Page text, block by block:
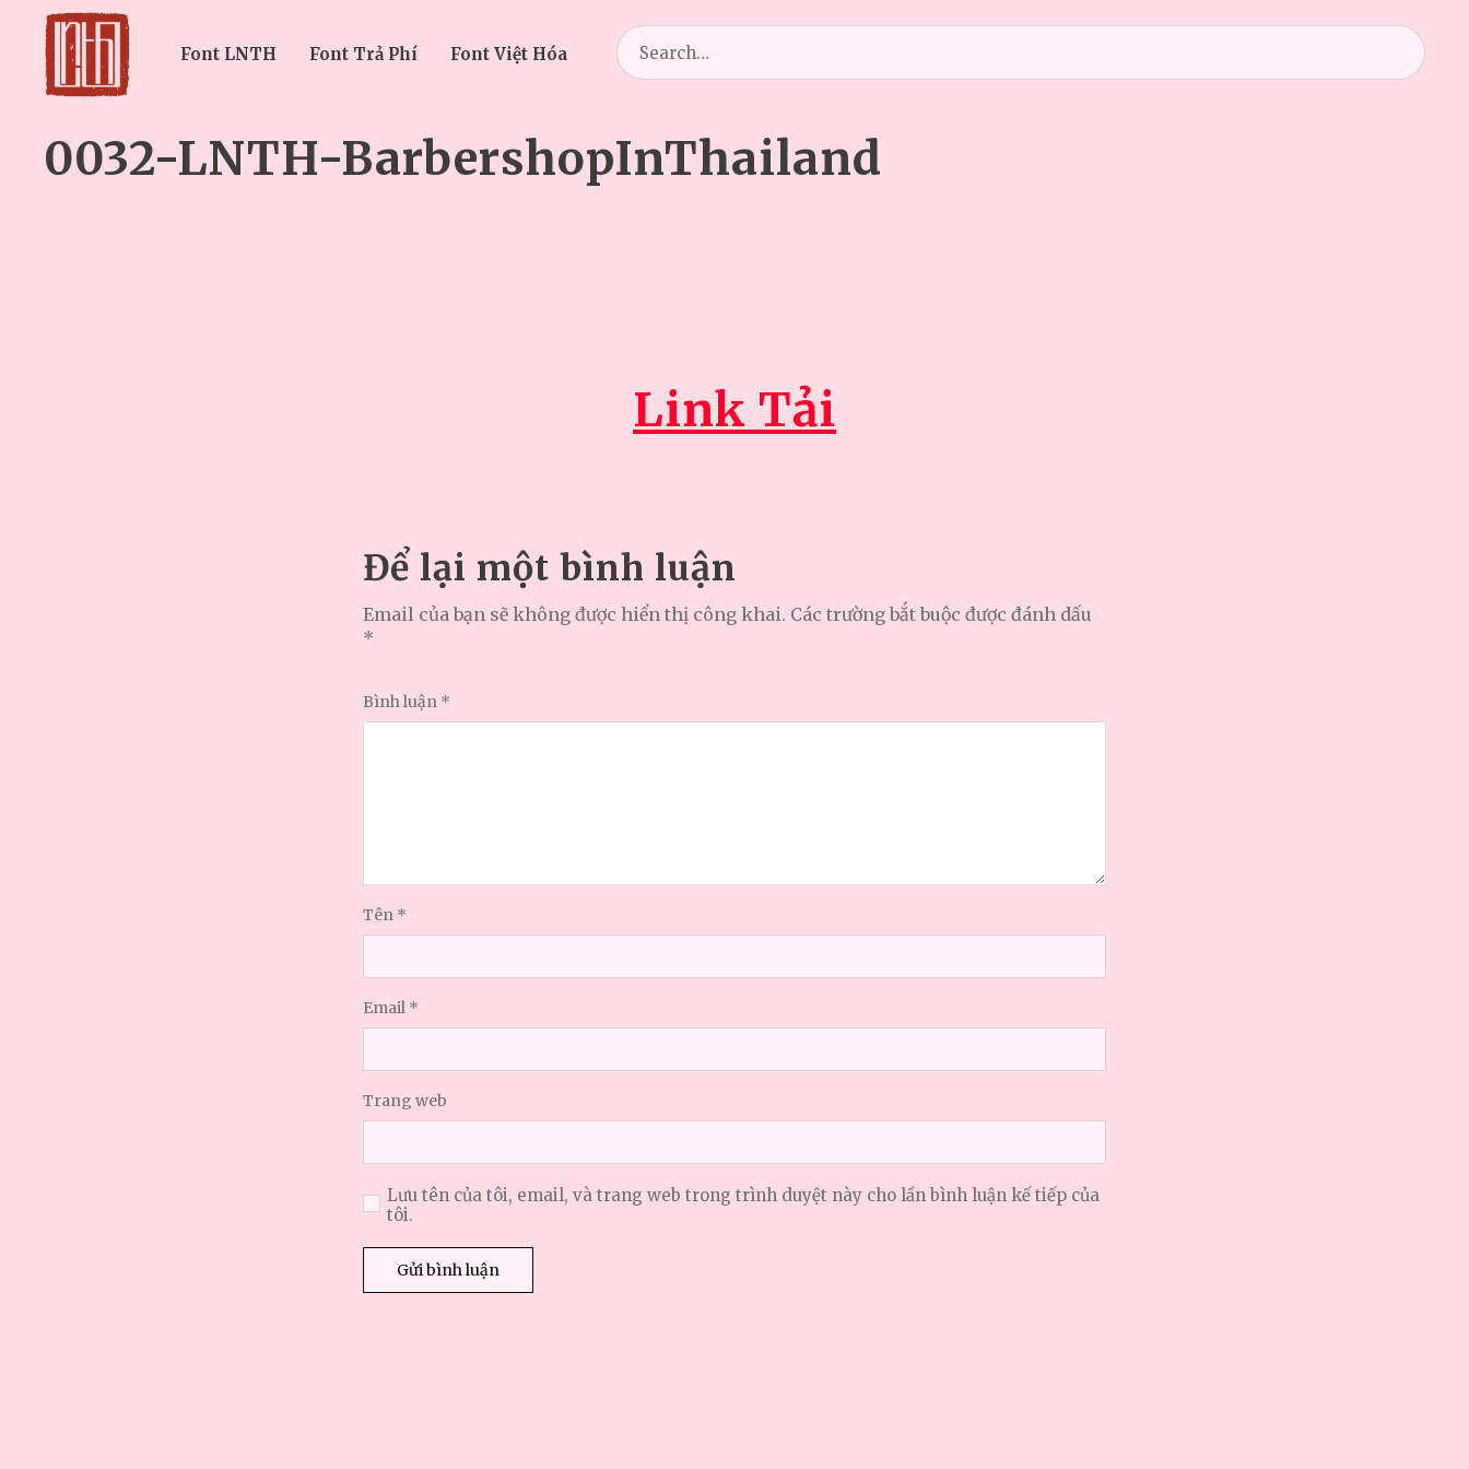
Font LNTH Font Trả Phí Font Việt Hóa
Search
for:
0032-LNTH-BarbershopInThailand
Link Tải
Để lại một bình luận
Email của bạn sẽ không được hiển thị công khai. Các trường bắt buộc được đánh dấu
*
Bình luận *
Tên *
Email *
Trang web
Lưu tên của tôi, email, và trang web trong trình duyệt này cho lần bình luận kế tiếp của
tôi.